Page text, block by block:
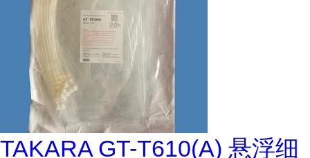
TAKARA GT-T610(A) 悬浮细